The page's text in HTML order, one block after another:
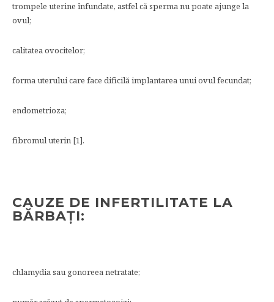
trompele uterine înfundate, astfel că sperma nu poate ajunge la
ovul;
calitatea ovocitelor;
forma uterului care face dificilă implantarea unui ovul fecundat;
endometrioza;
fibromul uterin [1].
CAUZE DE INFERTILITATE LA
BĂRBAȚI:
chlamydia sau gonoreea netratate;